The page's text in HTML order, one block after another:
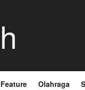
Feature Olahraga